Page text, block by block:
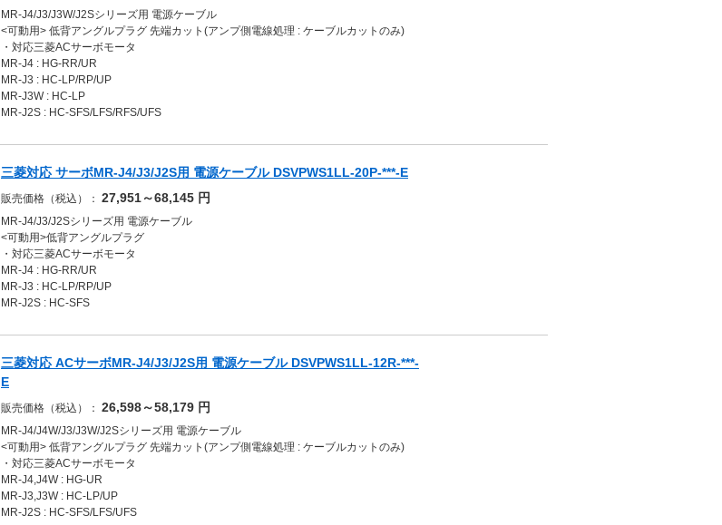
MR-J4/J3/J3W/J2Sシリーズ用 電源ケーブル
<可動用> 低背アングルプラグ 先端カット(アンプ側電線処理 : ケーブルカットのみ)
・対応三菱ACサーボモータ
MR-J4 : HG-RR/UR
MR-J3 : HC-LP/RP/UP
MR-J3W : HC-LP
MR-J2S : HC-SFS/LFS/RFS/UFS
三菱対応 サーボMR-J4/J3/J2S用 電源ケーブル DSVPWS1LL-20P-***-E
販売価格（税込）： 27,951～68,145 円
MR-J4/J3/J2Sシリーズ用 電源ケーブル
<可動用>低背アングルプラグ
・対応三菱ACサーボモータ
MR-J4 : HG-RR/UR
MR-J3 : HC-LP/RP/UP
MR-J2S : HC-SFS
三菱対応 ACサーボMR-J4/J3/J2S用 電源ケーブル DSVPWS1LL-12R-***-
E
販売価格（税込）： 26,598～58,179 円
MR-J4/J4W/J3/J3W/J2Sシリーズ用 電源ケーブル
<可動用> 低背アングルプラグ 先端カット(アンプ側電線処理 : ケーブルカットのみ)
・対応三菱ACサーボモータ
MR-J4,J4W : HG-UR
MR-J3,J3W : HC-LP/UP
MR-J2S : HC-SFS/LFS/UFS